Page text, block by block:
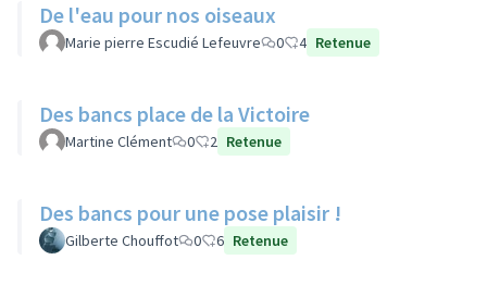
De l'eau pour nos oiseaux
Marie pierre Escudié Lefeuvre 0 4 Retenue
Des bancs place de la Victoire
Martine Clément 0 2 Retenue
Des bancs pour une pose plaisir !
Gilberte Chouffot 0 6 Retenue